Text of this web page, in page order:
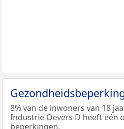
8% van de inwoners van 18
Industrie Oevers D heeft één
beperkingen.